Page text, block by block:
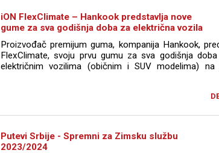
iON FlexClimate – Hankook predstavlja nove
gume za sva godišnja doba za električna vozila
Proizvođač premijum guma, kompanija Hankook,
FlexClimate, svoju prvu gumu za sva godišnja doba
električnim vozilima (običnim i SUV modelima) na
Putevi Srbije - Spremni za Zimsku službu
2023/2024